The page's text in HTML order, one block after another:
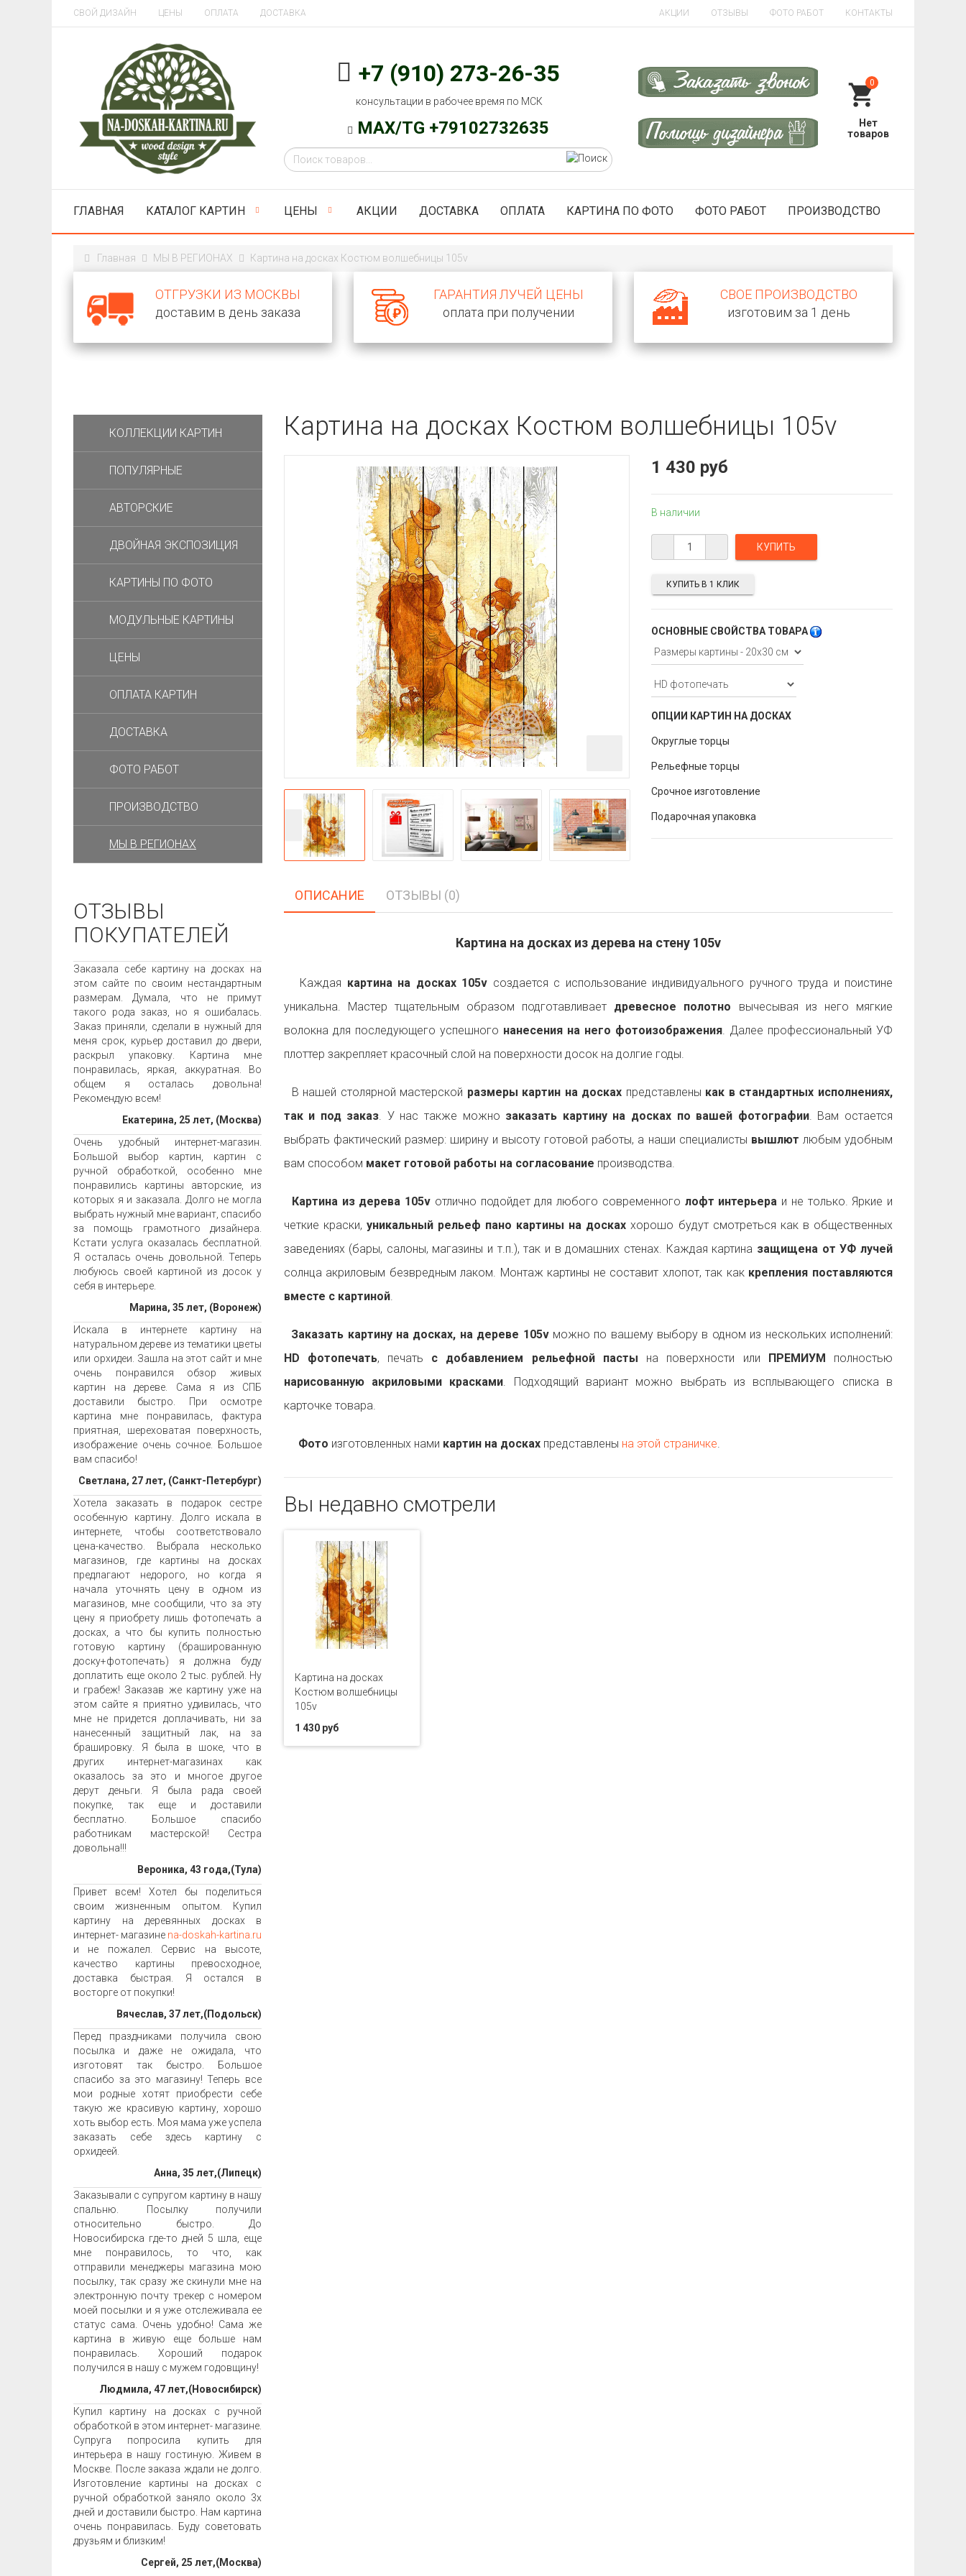
СВОЙ ДИЗАЙН ЦЕНЫ ОПЛАТА ДОСТАВКА АКЦИИ ОТЗЫВЫ ФОТО РАБОТ КОНТАКТЫ
+7 (910) 273-26-35
консультации в рабочее время по МСК
MAX/TG +79102732635
0
ГЛАВНАЯ КАТАЛОГ КАРТИН ЦЕНЫ АКЦИИ ДОСТАВКА ОПЛАТА КАРТИНА ПО ФОТО ФОТО РАБОТ ПРОИЗВОДСТВО
Главная МЫ В РЕГИОНАХ Картина на досках Костюм волшебницы 105v
ОТГРУЗКИ ИЗ МОСКВЫ
доставим в день заказа
ГАРАНТИЯ ЛУЧЕЙ ЦЕНЫ
оплата при получении
СВОЕ ПРОИЗВОДСТВО
изготовим за 1 день
Картина на досках Костюм волшебницы 105v
1 430 руб
В наличии
ОСНОВНЫЕ СВОЙСТВА ТОВАРА
ОПЦИИ КАРТИН НА ДОСКАХ
Округлые торцы
Рельефные торцы
Срочное изготовление
Подарочная упаковка
КУПИТЬ В 1 КЛИК
ОПИСАНИЕ ОТЗЫВЫ (0)
Картина на досках из дерева на стену 105v
Каждая картина на досках 105v создается с использование индивидуального ручного труда и поистине
уникальна. Мастер тщательным образом подготавливает древесное полотно вычесывая из него мягкие
волокна для последующего успешного нанесения на него фотоизображения. Далее профессиональный УФ
плоттер закрепляет красочный слой на поверхности досок на долгие годы.
В нашей столярной мастерской размеры картин на досках представлены как в стандартных исполнениях,
так и под заказ . У нас также можно заказать картину на досках по вашей фотографии. Вам остается
выбрать фактический размер: ширину и высоту готовой работы, а наши специалисты вышлют любым удобным
вам способом макет готовой работы на согласование производства.
Картина из дерева 105v отлично подойдет для любого современного лофт интерьера и не только. Яркие и
четкие краски, уникальный рельеф пано картины на досках хорошо будут смотреться как в общественных
заведениях (бары, салоны, магазины и т.п.), так и в домашних стенах. Каждая картина защищена от УФ лучей
солнца акриловым безвредным лаком. Монтаж картины не составит хлопот, так как крепления поставляются
вместе с картиной.
Заказать картину на досках, на дереве 105vможно по вашему выбору в одном из нескольких исполнений:
HD фотопечать, печать с добавлением рельефной пасты на поверхности или ПРЕМИУМ полностью
нарисованную акриловыми красками . Подходящий вариант можно выбрать из всплывающего списка в
карточке товара.
Фото изготовленных нами картин на доскахпредставлены на этой страничке
Вы недавно смотрели
Картина на досках
Костюм волшебницы
105v
1 430 руб
КОЛЛЕКЦИИ КАРТИН
ПОПУЛЯРНЫЕ
АВТОРСКИЕ
ДВОЙНАЯ ЭКСПОЗИЦИЯ
КАРТИНЫ ПО ФОТО
МОДУЛЬНЫЕ КАРТИНЫ
ЦЕНЫ
ОПЛАТА КАРТИН
ДОСТАВКА
ФОТО РАБОТ
ПРОИЗВОДСТВО
МЫ В РЕГИОНАХ
ОТЗЫВЫ
ПОКУПАТЕЛЕЙ
Заказала себе картину на досках на
этом сайте по своим нестандартным
размерам. Думала, что не примут
такого рода заказ, но я ошибалась.
Заказ приняли, сделали в нужный для
меня срок, курьер доставил до двери,
раскрыл упаковку. Картина мне
понравилась, яркая, аккуратная. Во
общем я осталась довольна!
Рекомендую всем!
Екатерина, 25 лет, (Москва)
Очень удобный интернет-магазин.
Большой выбор картин, картин с
ручной обработкой, особенно мне
понравились картины авторские, из
которых я и заказала. Долго не могла
выбрать нужный мне вариант, спасибо
за помощь грамотного дизайнера.
Кстати услуга оказалась бесплатной.
Я осталась очень довольной. Теперь
любуюсь своей картиной из досок у
себя в интерьере.
Марина, 35 лет, (Воронеж)
Искала в интернете картину на
натуральном дереве из тематики цветы
или орхидеи. Зашла на этот сайт и мне
очень понравился обзор живых
картин на дереве. Сама я из СПБ
доставили быстро. При осмотре
картина мне понравилась, фактура
приятная, шереховатая поверхность,
изображение очень сочное. Большое
вам спасибо!
Светлана, 27 лет, (Санкт-Петербург)
Хотела заказать в подарок сестре
особенную картину. Долго искала в
интернете, чтобы соответствовало
цена-качество. Выбрала несколько
магазинов, где картины на досках
предлагают недорого, но когда я
начала уточнять цену в одном из
магазинов, мне сообщили, что за эту
цену я приобрету лишь фотопечать а
досках, а что бы купить полностью
готовую картину (брашированную
доску+фотопечать) я должна буду
доплатить еще около 2 тыс. рублей. Ну
и грабеж! Заказав же картину уже на
этом сайте я приятно удивилась, что
мне не придется доплачивать, ни за
нанесенный защитный лак, на за
брашировку. Я была в шоке, что в
других интернет-магазинах как
оказалось за это и многое другое
дерут деньги. Я была рада своей
покупке, так еще и доставили
бесплатно. Большое спасибо
работникам мастерской! Сестра
довольна!!!
Вероника, 43 года,(Тула)
Привет всем! Хотел бы поделиться
своим жизненным опытом. Купил
картину на деревянных досках в
интернет- магазине na-doskah-kartina.ru
и не пожалел. Сервис на высоте,
качество картины превосходное,
доставка быстрая. Я остался в
восторге от покупки!
Вячеслав, 37 лет,(Подольск)
Перед праздниками получила свою
посылка и даже не ожидала, что
изготовят так быстро. Большое
спасибо за это магазину! Теперь все
мои родные хотят приобрести себе
такую же красивую картину, хорошо
хоть выбор есть. Моя мама уже успела
заказать себе здесь картину с
орхидеей.
Анна, 35 лет,(Липецк)
Заказывали с супругом картину в нашу
спальню. Посылку получили
относительно быстро. До
Новосибирска где-то дней 5 шла, еще
мне понравилось, то что, как
отправили менеджеры магазина мою
посылку, так сразу же скинули мне на
электронную почту трекер с номером
моей посылки и я уже отслеживала ее
статус сама. Очень удобно! Сама же
картина в живую еще больше нам
понравилась. Хороший подарок
получился в нашу с мужем годовщину!
Людмила, 47 лет,(Новосибирск)
Купил картину на досках с ручной
обработкой в этом интернет- магазине.
Супруга попросила купить для
интерьера в нашу гостиную. Живем в
Москве. После заказа ждали не долго.
Изготовление картины на досках с
ручной обработкой заняло около 3х
дней и доставили быстро. Нам картина
очень понравилась. Буду советовать
друзьям и близким!
Сергей, 25 лет,(Москва)